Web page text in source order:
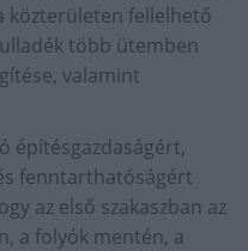
közterületen fellelhető
több ütemben
valamint
építésgazdaságért,
fenntarthatóságért
az első szakaszban az
a folyók mentén, a